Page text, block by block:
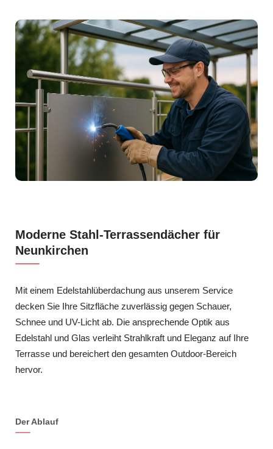
Moderne Stahl-Terrassendächer für
Neunkirchen
Mit einem Edelstahlüberdachung aus unserem Service
decken Sie Ihre Sitzfläche zuverlässig gegen Schauer,
Schnee und UV-Licht ab. Die ansprechende Optik aus
Edelstahl und Glas verleiht Strahlkraft und Eleganz auf Ihre
Terrasse und bereichert den gesamten Outdoor-Bereich
hervor.
Der Ablauf